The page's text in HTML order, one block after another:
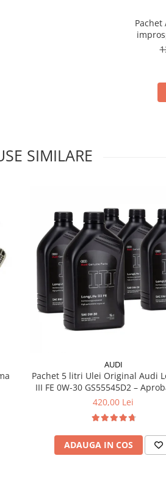
SIMILARE
AUDI
Pachet 5 litri Ulei Original Audi
III FE 0W-30 GS55545D2 – Aprobări VW
504.00 / 507.00
420,00 Lei
ADAUGA IN COS